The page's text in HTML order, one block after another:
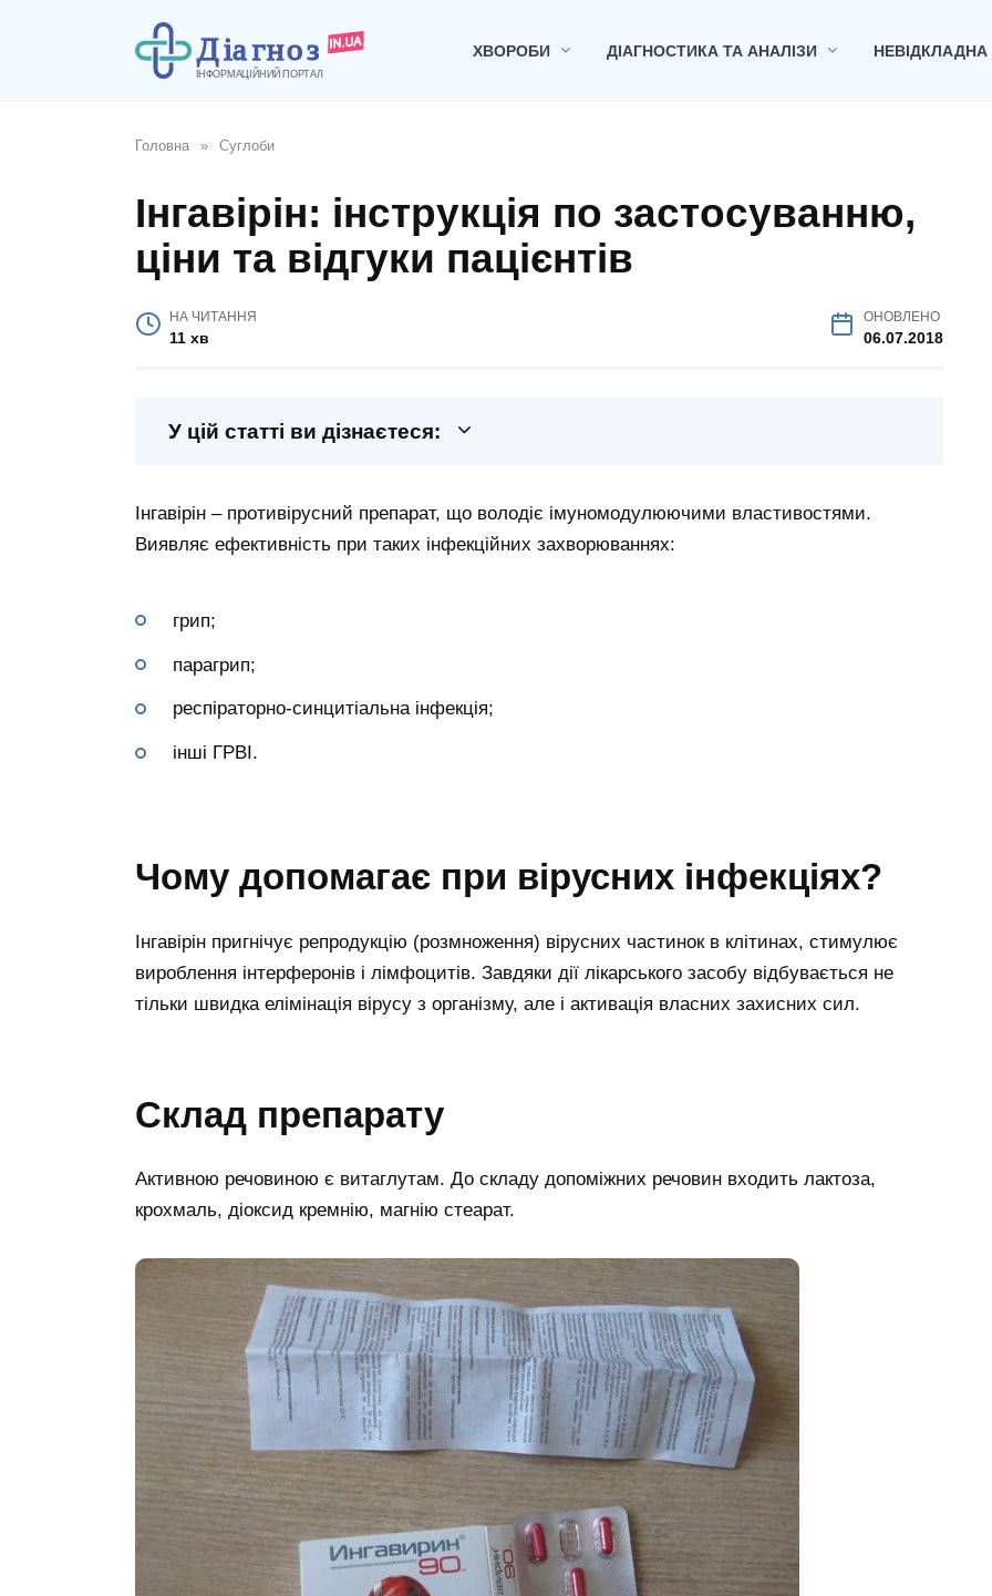
ХВОРОБИ ДІАГНОСТИКА ТА АНАЛІЗИ
Головна » Суглоби
Інгавірін: інструкція по застосуванню,
ціни та відгуки пацієнтів
НА ЧИТАННЯ
11 хв
ОНОВЛЕНО
06.07.2018
У цій статті ви дізнаєтеся:
Інгавірін – противірусний препарат, що володіє імуномодулюючими властивостями.
Виявляє ефективність при таких інфекційних захворюваннях:
грип;
парагрип;
респіраторно-синцитіальна інфекція;
інші ГРВІ.
Чому допомагає при вірусних інфекціях?
Інгавірін пригнічує репродукцію (розмноження) вірусних частинок в клітинах, стимулює
вироблення інтерферонів і лімфоцитів. Завдяки дії лікарського засобу відбувається не
тільки швидка елімінація вірусу з організму, але і активація власних захисних сил.
Склад препарату
Активною речовиною є витаглутам. До складу допоміжних речовин входить лактоза,
крохмаль, діоксид кремнію, магнію стеарат.